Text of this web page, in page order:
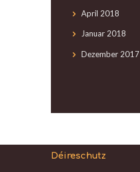
April 2018
Januar 2018
Dezember 2017
Déireschutz